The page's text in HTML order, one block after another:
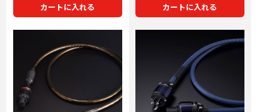
カートに入れる カートに入れる